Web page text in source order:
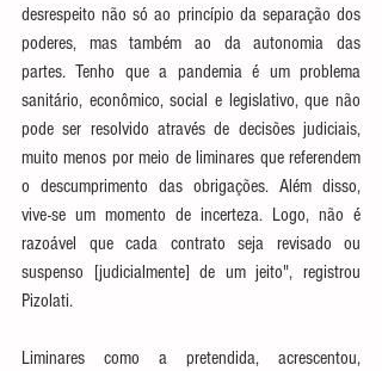
desrespeito não só ao princípio da separação dos
poderes, mas também ao da autonomia das
partes. Tenho que a pandemia é um problema
sanitário, econômico, social e legislativo, que não
pode ser resolvido através de decisões judiciais,
muito menos por meio de liminares que referendem
o descumprimento das obrigações. Além disso,
vive-se um momento de incerteza. Logo, não é
razoável que cada contrato seja revisado ou
suspenso [judicialmente] de um jeito", registrou
Pizolati.
Liminares como a pretendida, acrescentou,